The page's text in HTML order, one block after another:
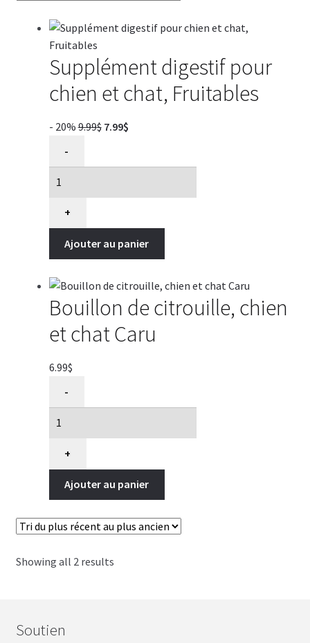
Supplément digestif pour
chien et chat, Fruitables
- 20%9.99$ Le
9.99$.
7.99$Le
7.99$.
Supplément
pour
chien
Fruitables
-
+
Ajouter au panier
Bouillon de citrouille, chien
et chat Caru
6.99$
Bouillon
citrouille,
chien
Caru
-
+
Ajouter au panier
Showing all 2 results
Soutien